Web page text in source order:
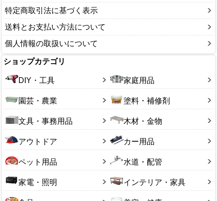
14号サイズ
その他サイズ
ソリ
特定商取引法に基づく表示
送料とお支払い方法について
個人情報の取扱いについて
ショップカテゴリ
DIY・工具 家庭用品
園芸・農業 塗料・補修剤
文具・事務用品 木材・金物
アウトドア カー用品
ペット用品 水道・配管
家電・照明 インテリア・家具